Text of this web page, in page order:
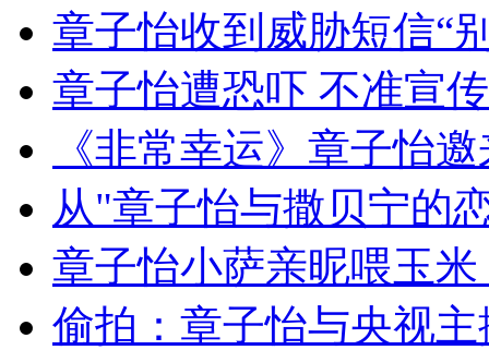
山西运城恶犬咬伤多人 警民合力深夜将其击毙
女孩北京地铁殴打老人 痛下狠手拳打脚踢
无痛分娩是否安全 医生回应
外交部：反对强权政治霸凌主义
章子怡收到威胁短信“
章子怡遭恐吓 不准宣
《非常幸运》章子怡
从"章子怡与撒贝宁的
章子怡小萨亲昵喂玉
偷拍：章子怡与央视